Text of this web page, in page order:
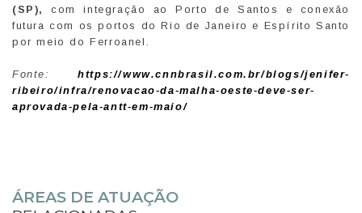
(SP),
com integração ao Porto de Santos e conexão
futura com os portos do Rio de Janeiro e Espírito Santo
por meio do Ferroanel.
Fonte:https://www.cnnbrasil.com.br/blogs/jenifer-
ribeiro/infra/renovacao-da-malha-oeste-deve-ser-
aprovada-pela-antt-em-maio/
ÁREAS DE ATUAÇÃO